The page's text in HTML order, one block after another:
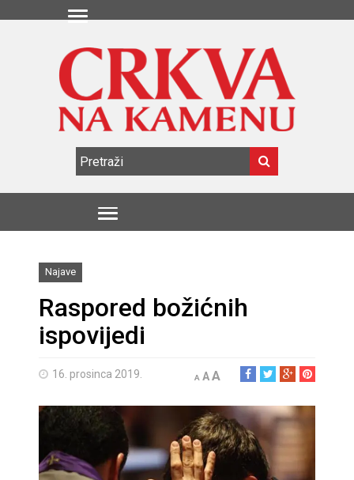
Najave
Raspored božićnih
ispovijedi
16. prosinca 2019. A AA